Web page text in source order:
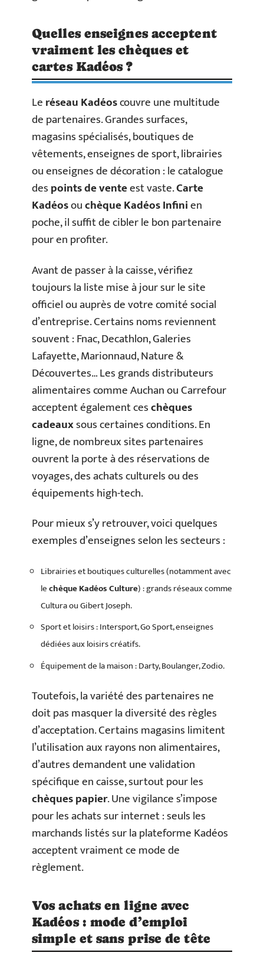
Quelles enseignes acceptent
vraiment les chèques et
cartes Kadéos ?
Leréseau Kadéoscouvre une multitude
de partenaires. Grandes surfaces,
magasins spécialisés, boutiques de
vêtements, enseignes de sport, librairies
ou enseignes de décoration : le catalogue
despoints de venteest vaste.Carte
Kadéosouchèque Kadéos Infinien
poche, il suffit de cibler le bon partenaire
pour en profiter.
Avant de passer à la caisse, vérifiez
toujours la liste mise à jour sur le site
officiel ou auprès de votre comité social
d’entreprise. Certains noms reviennent
souvent : Fnac, Decathlon, Galeries
Lafayette, Marionnaud, Nature &
Découvertes… Les grands distributeurs
alimentaires comme Auchan ou Carrefour
acceptent également ceschèques
cadeauxsous certaines conditions. En
ligne, de nombreux sites partenaires
ouvrent la porte à des réservations de
voyages, des achats culturels ou des
équipements high-tech.
Pour mieux s’y retrouver, voici quelques
exemples d’enseignes selon les secteurs :
Librairies et boutiques culturelles (notamment avec
lechèque Kadéos Culture) : grands réseaux comme
Cultura ou Gibert Joseph.
Sport et loisirs : Intersport, Go Sport, enseignes
dédiées aux loisirs créatifs.
Équipement de la maison : Darty, Boulanger, Zodio.
Toutefois, la variété des partenaires ne
doit pas masquer la diversité des règles
d’acceptation. Certains magasins limitent
l’utilisation aux rayons non alimentaires,
d’autres demandent une validation
spécifique en caisse, surtout pour les
chèques papier. Une vigilance s’impose
pour les achats sur internet : seuls les
marchands listés sur la plateforme Kadéos
acceptent vraiment ce mode de
règlement.
Vos achats en ligne avec
Kadéos : mode d’emploi
simple et sans prise de tête